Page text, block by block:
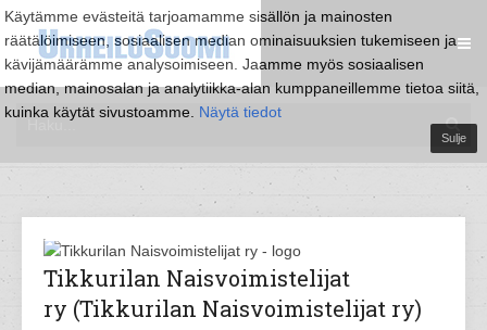
Käytämme evästeitä tarjoamamme sisällön ja mainosten
räätälöimiseen, sosiaalisen median ominaisuuksien tukemiseen ja
kävijämäärämme analysoimiseen. Jaamme myös sosiaalisen
median, mainosalan ja analytiikka-alan kumppaneillemme tietoa siitä,
kuinka käytät sivustoamme. Näytä tiedot
Sulje
Tikkurilan Naisvoimistelijat
ry (Tikkurilan Naisvoimistelijat ry)